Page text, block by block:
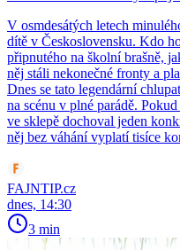
V osmdesátých letech
dítě v Československu. Kdo
připnutého na školní brašně,
něj stáli nekonečné fronty a
Dnes se tato legendární
na scénu v plné parádě.
ve sklepě dochoval jeden
něj bez váhání vyplatí tisíce
FAJNTIP.cz
dnes, 14:30
3 min